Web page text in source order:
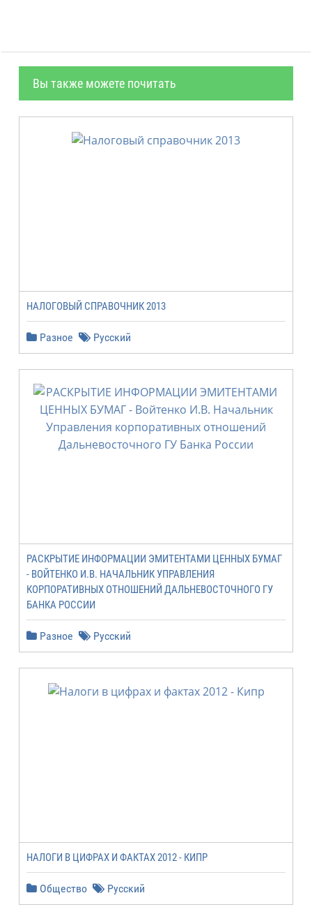
Вы также можете почитать
НАЛОГОВЫЙ СПРАВОЧНИК 2013
Разное Русский
РАСКРЫТИЕ ИНФОРМАЦИИ ЭМИТЕНТАМИ ЦЕННЫХ БУМАГ
- ВОЙТЕНКО И.В. НАЧАЛЬНИК УПРАВЛЕНИЯ
КОРПОРАТИВНЫХ ОТНОШЕНИЙ ДАЛЬНЕВОСТОЧНОГО ГУ
БАНКА РОССИИ
Разное Русский
НАЛОГИ В ЦИФРАХ И ФАКТАХ 2012 - КИПР
Общество Русский